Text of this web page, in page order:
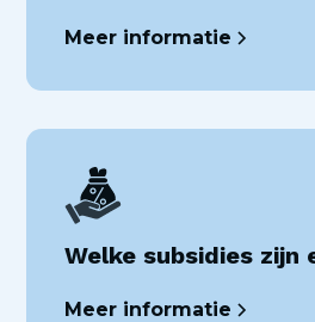
Meer informatie
Welke subsidies zijn
Meer informatie